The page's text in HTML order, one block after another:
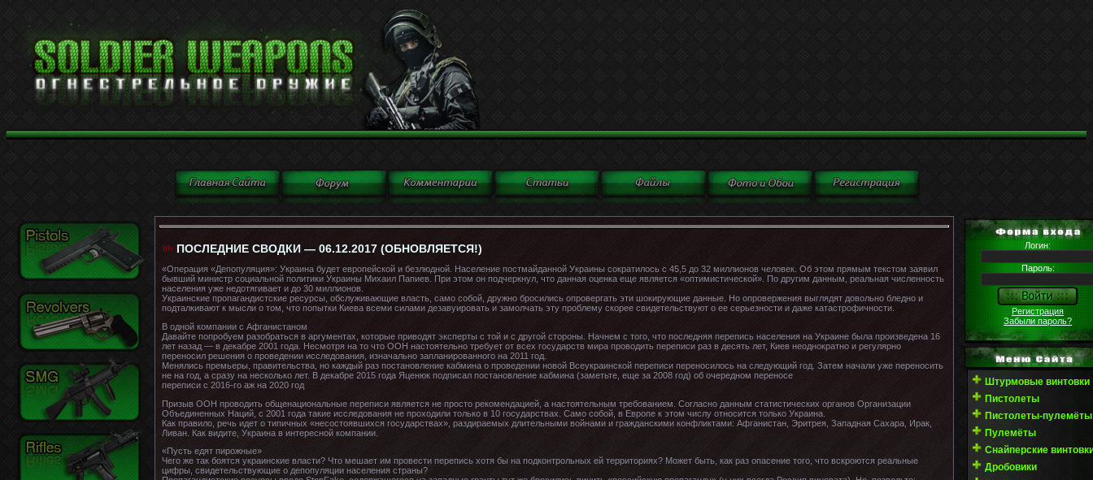
ПОСЛЕДНИЕ СВОДКИ — 06.12.2017 (ОБНОВЛЯЕТСЯ!)
«Операция «Депопуляция»: Украина будет европейской и безлюдной. Население постмайданной Украины сократилось с 45,5 до 32 миллионов человек. Об этом прямым текстом заявил
бывший министр социальной политики Украины Михаил Папиев. При этом он подчеркнул, что данная оценка еще является «оптимистической». По другим данным, реальная численность
населения уже недотягивает и до 30 миллионов.
Украинские пропагандистские ресурсы, обслуживающие власть, само собой, дружно бросились опровергать эти шокирующие данные. Но опровержения выглядят довольно бледно и
подталкивают к мысли о том, что попытки Киева всеми силами дезавуировать и замолчать эту проблему скорее свидетельствуют о ее серьезности и даже катастрофичности.
В одной компании с Афганистаном
Давайте попробуем разобраться в аргументах, которые приводят эксперты с той и с другой стороны. Начнем с того, что последняя перепись населения на Украине была произведена 16
лет назад — в декабре 2001 года. Несмотря на то что ООН настоятельно требует от всех государств мира проводить переписи раз в десять лет, Киев неоднократно и регулярно
переносил решения о проведении исследования, изначально запланированного на 2011 год.
Менялись премьеры, правительства, но каждый раз постановление кабмина о проведении новой Всеукраинской переписи переносилось на следующий год. Затем начали уже переносить
не на год, а сразу на несколько лет. В декабре 2015 года Яценюк подписал постановление кабмина (заметьте, еще за 2008 год) об очередном переносе
переписи с 2016-го аж на 2020 год
Призыв ООН проводить общенациональные переписи является не просто рекомендацией, а настоятельным требованием. Согласно данным статистических органов Организации
Объединенных Наций, с 2001 года такие исследования не проходили только в 10 государствах. Само собой, в Европе к этом числу относится только Украина.
Как правило, речь идет о типичных «несостоявшихся государствах», раздираемых длительными войнами и гражданскими конфликтами: Афганистан, Эритрея, Западная Сахара, Ирак,
Ливан. Как видите, Украина в интересной компании.
«Пусть едят пирожные»
Чего же так боятся украинские власти? Что мешает им провести перепись хотя бы на подконтрольных ей территориях? Может быть, как раз опасение того, что вскроются реальные
цифры, свидетельствующие о депопуляции населения страны?
Логин:
Пароль:
Регистрация
Забыли пароль?
Штурмовые винтовки
Пистолеты
Пистолеты-пулемёты
Пулемёты
Снайперские
Дробовики